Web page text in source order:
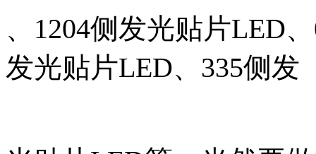
、1204侧发光贴片LED
发光贴片LED、335侧发